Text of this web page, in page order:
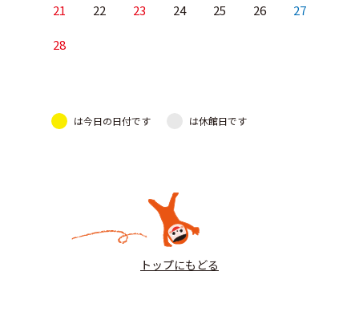
21 22 23 24 25 26 27
28
は今日の日付です は休館日です
トップにもどる